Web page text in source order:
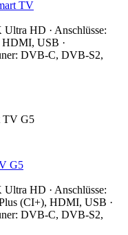
TV
HD · Anschlüsse:
HDMI, USB ·
DVB-C, DVB-S2,
G5
HD · Anschlüsse:
(CI+), HDMI, USB ·
DVB-C, DVB-S2,